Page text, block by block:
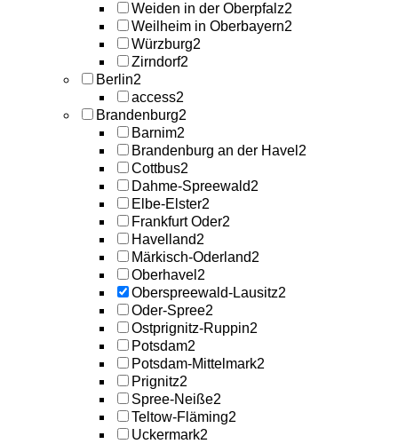
Weiden in der Oberpfalz2
Weilheim in Oberbayern2
Würzburg2
Zirndorf2
Berlin2
access2
Brandenburg2
Barnim2
Brandenburg an der Havel 2
Cottbus2
Dahme-Spreewald2
Elbe-Elster2
Frankfurt Oder2
Havelland2
Märkisch-Oderland2
Oberhavel 2
Oberspreewald-Lausitz2
Oder-Spree2
Ostprignitz-Ruppin2
Potsdam2
Potsdam-Mittelmark2
Prignitz2
Spree-Neiße2
Teltow-Fläming2
Uckermark2